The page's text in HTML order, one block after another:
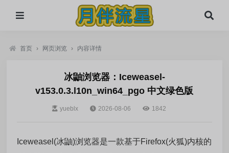
首页 › 网页浏览 › 内容详情
冰鼬浏览器：Iceweasel-
v153.0.3.l10n_win64_pgo 中文绿色版
yueblx 2026-08-06 1842
Iceweasel(冰鼬)浏览器是一款基于Firefox(火狐)内核的